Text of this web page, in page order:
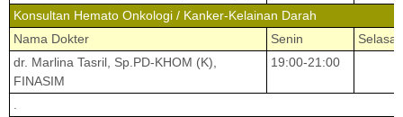
Konsultan Hemato Onkologi / Kanker-Kelainan Darah
Nama Dokter
Senin
Selasa
dr. Marlina Tasril, Sp.PD-KHOM (K),
FINASIM
19:00-21:00